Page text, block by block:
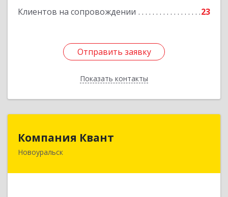
Клиентов на сопровождении 23
Отправить заявку
Показать контакты
Отправить заявку
Назад
Компания Квант
Новоуральск624130, Свердловская обл, Новоуральск г,